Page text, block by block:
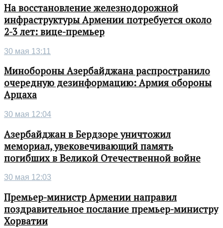
На восстановление железнодорожной
инфраструктуры Армении потребуется около
2-3 лет: вице-премьер
30 мая 13:11
Минобороны Азербайджана распространило
очередную дезинформацию: Армия обороны
Арцаха
30 мая 12:04
Азербайджан в Бердзоре уничтожил
мемориал, увековечивающий память
погибших в Великой Отечественной войне
30 мая 12:03
Премьер-министр Армении направил
поздравительное послание премьер-министру
Хорватии